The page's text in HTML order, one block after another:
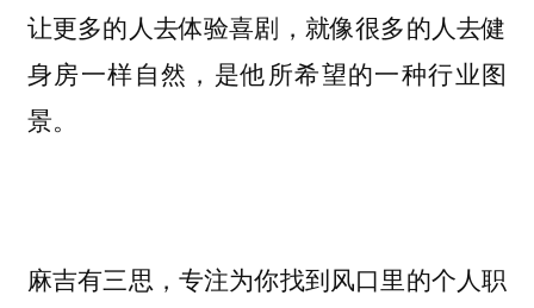
让更多的人去体验喜剧，就像很多的人去健
身房一样自然，是他所希望的一种行业图
景。
麻吉有三思，专注为你找到风口里的个人职